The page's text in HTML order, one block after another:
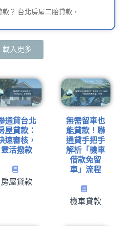
？ 台北房屋二胎貸款，
載入更多
通貸台北
屋貸款：
速審核，
靈活撥款
房屋貸款
無需留車也
能貸款！聯
通貸手把手
解析「機車
借款免留
車」流程
機車貸款